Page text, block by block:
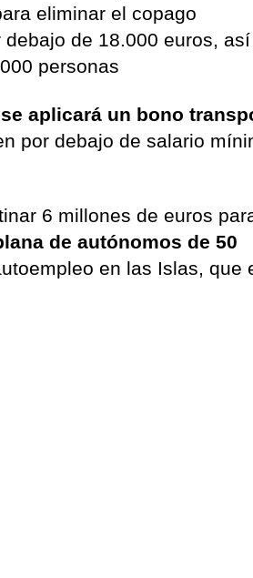
eliminar el copago
de 18.000 euros,
personas
aplicará un bono
por debajo de salario
6 millones de euros
de autónomos de 50
en las Islas, que